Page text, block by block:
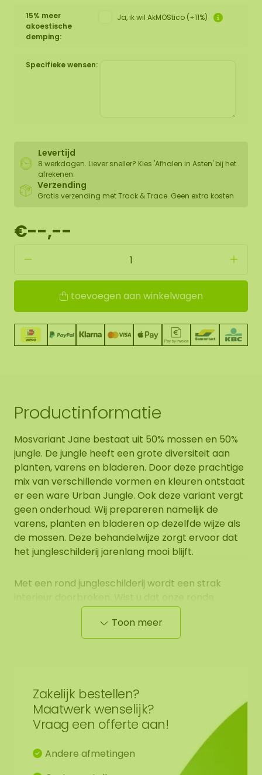
15% meer
akoestische
demping:
Ja, ik wil AkMOStico (+11%)
Specifieke wensen:
Levertijd
8 werkdagen. Liever sneller? Kies 'Afhalen in Asten' bij het
afrekenen.
Verzending
Gratis verzending met Track & Trace. Geen extra kosten
€--,--
toevoegen aan winkelwagen
Productinformatie
Mosvariant Jane bestaat uit 50% mossen en 50%
jungle. De jungle heeft een grote diversiteit aan
planten, varens en bladeren. Door deze prachtige
mix van verschillende vormen en kleuren ontstaat
er een ware Urban Jungle. Ook deze variant vergt
geen onderhoud. Wij prepareren namelijk de
varens, planten en bladeren op dezelfde wijze als
de mossen. Deze behandelwijze zorgt ervoor dat
het jungleschilderij jarenlang mooi blijft.
Met een rond jungleschilderij wordt een strak
junglecirkels met stalen rand erg goed staan in
een industrieel interieur? De zachte, natuurlijke
uitstraling van het mos, planten, varens en
De junglecirkels zorgen voor een unieke groene
sfeer, wat uitermate geschikt is om toe te passen
(leef)keukens/ontvangstruimtes/kantoorruimtes/
of boven de bank bij u thuis.
Toon meer
Zakelijk bestellen?
Maatwerk wenselijk?
Vraag een offerte aan!
Andere afmetingen